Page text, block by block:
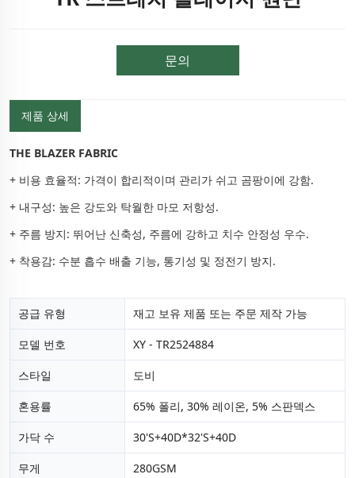
문의
제품 상세
THE BLAZER FABRIC
+ 비용 효율적: 가격이 합리적이며 관리가 쉬고 곰팡이에 강함.
+ 내구성: 높은 강도와 탁월한 마모 저항성.
+ 주름 방지: 뛰어난 신축성, 주름에 강하고 치수 안정성 우수.
+ 착용감: 수분 흡수 배출 기능, 통기성 및 정전기 방지.
공급 유형 재고 보유 제품 또는 주문 제작 가능
모델 번호 XY - TR2524884
스타일 도비
혼용률 65% 폴리, 30% 레이온, 5% 스판덱스
가닥 수 30'S+40D*32'S+40D
무게 280GSM